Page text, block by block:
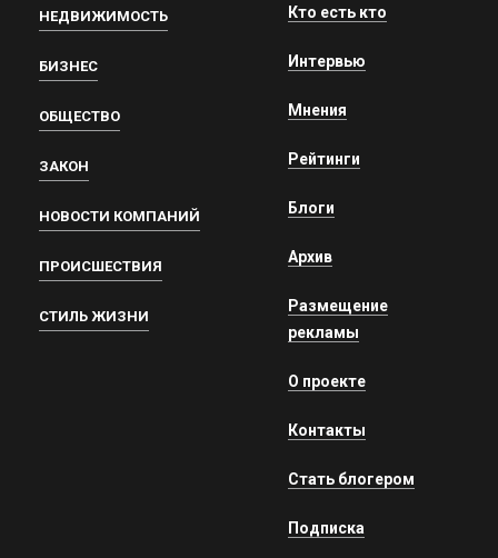
НЕДВИЖИМОСТЬ
БИЗНЕС
ОБЩЕСТВО
ЗАКОН
НОВОСТИ КОМПАНИЙ
ПРОИСШЕСТВИЯ
СТИЛЬ ЖИЗНИ
Кто есть кто
Интервью
Мнения
Рейтинги
Блоги
Архив
Размещение
рекламы
О проекте
Контакты
Стать блогером
Подписка